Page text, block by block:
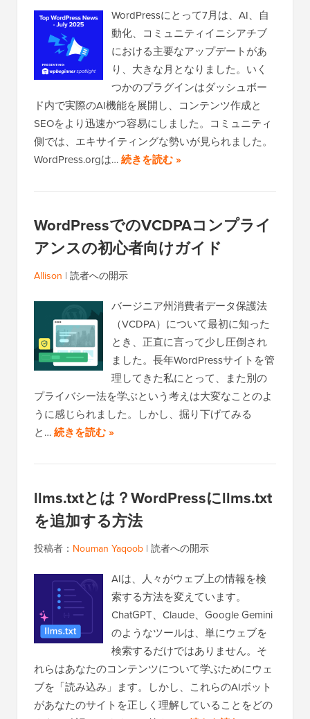
WordPressにとって7月は、AI、自
動化、コミュニティイニシアチブ
における主要なアップデートがあ
り、大きな月となりました。いく
つかのプラグインはダッシュボー
ド内で実際のAI機能を展開し、コンテンツ作成と
SEOをより迅速かつ容易にしました。コミュニティ
側では、エキサイティングな勢いが見られました。
WordPress.orgは…続きを読む »
WordPressでのVCDPAコンプライ
アンスの初心者向けガイド
Allison | 読者への開示
バージニア州消費者データ保護法
（VCDPA）について最初に知った
とき、正直に言って少し圧倒され
ました。長年WordPressサイトを管
理してきた私にとって、また別の
プライバシー法を学ぶという考えは大変なことのよ
うに感じられました。しかし、掘り下げてみる
と…続きを読む »
llms.txtとは？WordPressにllms.txt
を追加する方法
投稿者： Nouman Yaqoob | 読者への開示
AIは、人々がウェブ上の情報を検
索する方法を変えています。
ChatGPT、Claude、Google Gemini
のようなツールは、単にウェブを
検索するだけではありません。そ
れらはあなたのコンテンツについて学ぶためにウェ
ブを「読み込み」ます。しかし、これらのAIボット
があなたのサイトを正しく理解していることをどの